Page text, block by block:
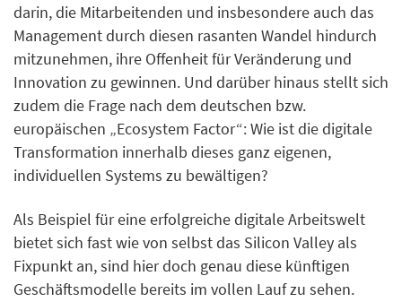
darin, die Mitarbeitenden und insbesondere auch das
Management durch diesen rasanten Wandel hindurch
mitzunehmen, ihre Offenheit für Veränderung und
Innovation zu gewinnen. Und darüber hinaus stellt sich
zudem die Frage nach dem deutschen bzw.
europäischen „Ecosystem Factor“: Wie ist die digitale
Transformation innerhalb dieses ganz eigenen,
individuellen Systems zu bewältigen?
Als Beispiel für eine erfolgreiche digitale Arbeitswelt
bietet sich fast wie von selbst das Silicon Valley als
Fixpunkt an, sind hier doch genau diese künftigen
Geschäftsmodelle bereits im vollen Lauf zu sehen.